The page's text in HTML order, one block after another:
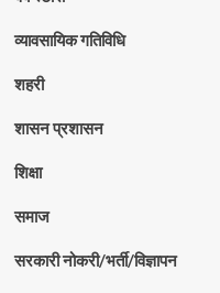
व्यावसायिक गतिविधि
शहरी
शासन प्रशासन
शिक्षा
समाज
सरकारी नोकरी/भर्ती/विज्ञापन